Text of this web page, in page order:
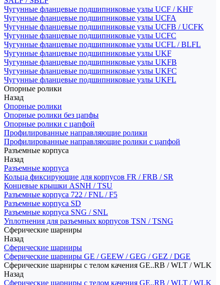
Чугунные фланцевые подшипниковые узлы UCF / KHF
Чугунные фланцевые подшипниковые узлы UCFA
Чугунные фланцевые подшипниковые узлы UCFB / UCFK
Чугунные фланцевые подшипниковые узлы UCFC
Чугунные фланцевые подшипниковые узлы UCFL / BLFL
Чугунные фланцевые подшипниковые узлы UKF
Чугунные фланцевые подшипниковые узлы UKFB
Чугунные фланцевые подшипниковые узлы UKFC
Чугунные фланцевые подшипниковые узлы UKFL
Опорные ролики
Назад
Опорные ролики
Опорные ролики без цапфы
Опорные ролики с цапфой
Профилированные направляющие ролики
Профилированные направляющие ролики с цапфой
Разъемные корпуса
Назад
Разъемные корпуса
Кольца фиксирующие для корпусов FR / FRB / SR
Концевые крышки ASNH / TSU
Разъемные корпуса 722 / FNL / F5
Разъемные корпуса SD
Разъемные корпуса SNG / SNL
Уплотнения для разъемных корпусов TSN / TSNG
Сферические шарниры
Назад
Сферические шарниры
Сферические шарниры GE / GEEW / GEG / GEZ / DGE
Сферические шарниры с телом качения GE..RB / WLT / WLK
Назад
Сферические шарниры с телом качения GE..RB / WLT / WLK